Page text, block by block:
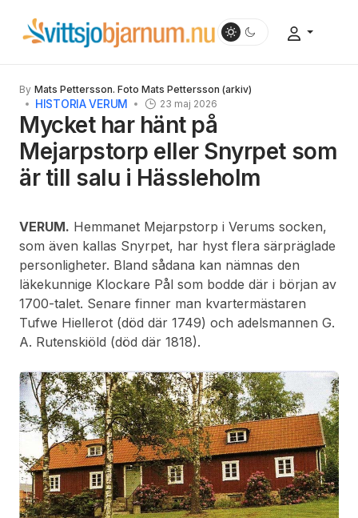
By Mats Pettersson. Foto Mats Pettersson (arkiv)
HISTORIA VERUM 23 maj 2026
Mycket har hänt på
Mejarpstorp eller Snyrpet som
är till salu i Hässleholm
VERUM. Hemmanet Mejarpstorp i Verums socken,
som även kallas Snyrpet, har hyst flera särpräglade
personligheter. Bland sådana kan nämnas den
läkekunnige Klockare Pål som bodde där i början av
1700-talet. Senare finner man kvartermästaren
Tufwe Hiellerot (död där 1749) och adelsmannen G.
A. Rutenskiöld (död där 1818).